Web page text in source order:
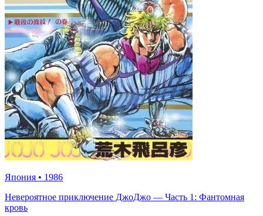
Япония • 1986
Невероятное приключение ДжоДжо — Часть 1: Фантомная
кровь